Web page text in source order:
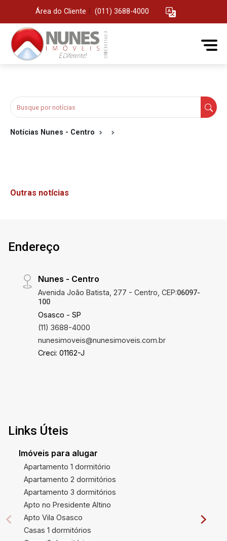
Área do Cliente (011) 3688-4000
Notícias Nunes - Centro
Outras notícias
Endereço
Nunes - Centro
Avenida João Batista, 277 - Centro, CEP:06097-
100
Osasco - SP
(11) 3688-4000
nunesimoveis@nunesimoveis.com.br
Creci: 01162-J
Links Úteis
Imóveis para alugar
Apartamento 1 dormitório
Apartamento 2 dormitórios
Apartamento 3 dormitórios
Apto no Presidente Altino
Apto Vila Osasco
Casas 1 dormitórios